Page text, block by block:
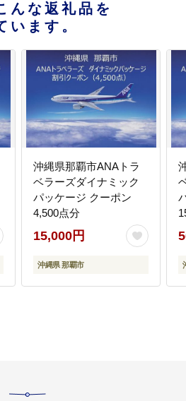
んな返礼品を
います。
沖縄県那覇市ANAトラ
ベラーズダイナミック
パッケージ クーポン
4,500点分
15,000円
沖縄県 那覇市